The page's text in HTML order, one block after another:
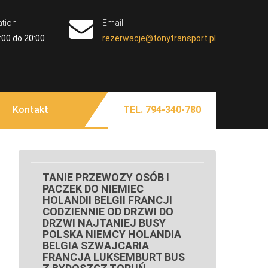
BUS NIEMCY
KUJAWSKO
SZCZECINA
POLSKA
DO POLSKI
Gorzowa Wielkopolskiego Piły Przewozy
Gryfice Sępólno Krajeńskie Człuchów
Bydgoszczy Kołobrzegu Piły Chojnic Tucholi
do 20:00
Email
rezerwacje@tonytransport.pl
Kontakt TEL. 794-340-780
TANIE PRZEWOZY OSÓB I
PACZEK DO NIEMIEC
HOLANDII BELGII FRANCJI
CODZIENNIE OD DRZWI DO
DRZWI NAJTANIEJ BUSY
POLSKA NIEMCY HOLANDIA
BELGIA SZWAJCARIA
FRANCJA LUKSEMBURT BUS